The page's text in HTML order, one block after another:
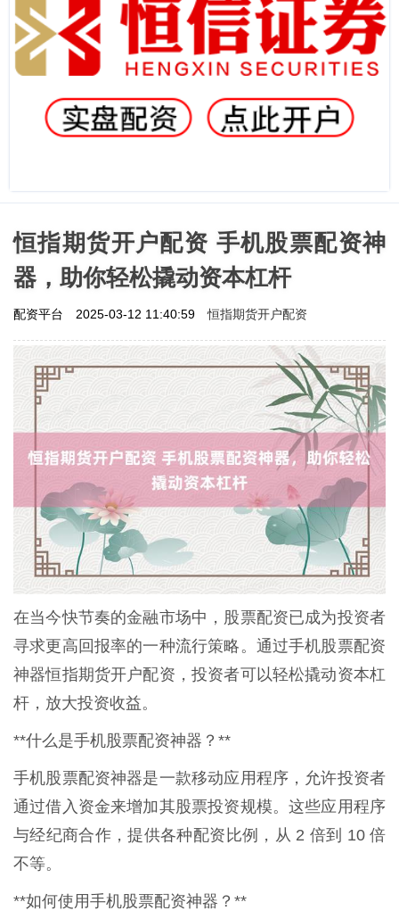
恒指期货开户配资 手机股票配资神
器，助你轻松撬动资本杠杆
配资平台 2025-03-12 11:40:59 恒指期货开户配资
在当今快节奏的金融市场中，股票配资已成为投资者
寻求更高回报率的一种流行策略。通过手机股票配资
神器恒指期货开户配资，投资者可以轻松撬动资本杠
杆，放大投资收益。
**什么是手机股票配资神器？**
手机股票配资神器是一款移动应用程序，允许投资者
通过借入资金来增加其股票投资规模。这些应用程序
与经纪商合作，提供各种配资比例，从 2 倍到 10 倍
不等。
**如何使用手机股票配资神器？**